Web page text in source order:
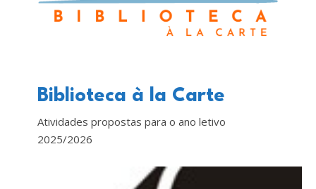
Biblioteca à la Carte
Atividades propostas para o ano letivo
2025/2026